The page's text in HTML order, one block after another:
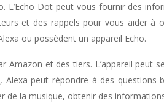
Dot peut vous fournir des
et des rappels pour vous aider à
ou possèdent un appareil Echo.
et des tiers. L’appareil peut
peut répondre à des questions
de la musique, obtenir des